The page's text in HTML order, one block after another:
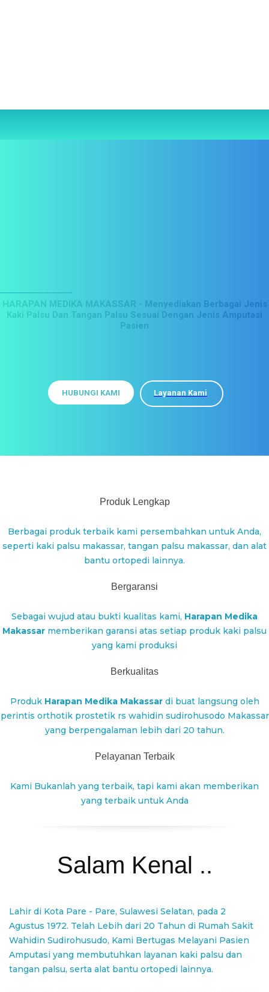
HARAPAN MEDIKA MAKASSAR - Menyediakan Berbagai Jenis
Kaki Palsu Dan Tangan Palsu Sesuai Dengan Jenis Amputasi
Pasien
HUBUNGI KAMI Layanan Kami
Produk Lengkap
Berbagai produk terbaik kami persembahkan untuk Anda,
seperti kaki palsu makassar, tangan palsu makassar, dan alat
bantu ortopedi lainnya.
Bergaransi
Sebagai wujud atau bukti kualitas kami, Harapan Medika
Makassar memberikan garansi atas setiap produk kaki palsu
yang kami produksi
Berkualitas
Produk Harapan Medika Makassardi buat langsung oleh
perintis orthotik prostetik rs wahidin sudirohusodo Makassar
yang berpengalaman lebih dari 20 tahun.
Pelayanan Terbaik
Kami Bukanlah yang terbaik, tapi kami akan memberikan
yang terbaik untuk Anda
Salam Kenal ..
Lahir di Kota Pare - Pare, Sulawesi Selatan, pada 2
Agustus 1972. Telah Lebih dari 20 Tahun di Rumah Sakit
Wahidin Sudirohusudo, Kami Bertugas Melayani Pasien
Amputasi yang membutuhkan layanan kaki palsu dan
tangan palsu, serta alat bantu ortopedi lainnya.